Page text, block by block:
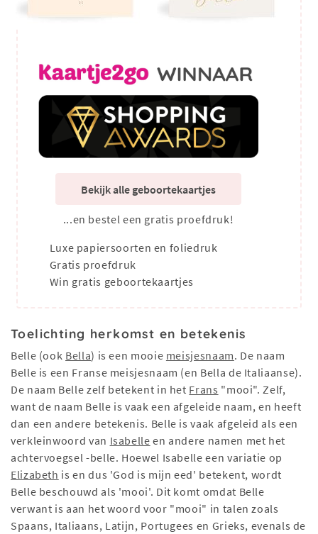
Bekijk alle geboortekaartjes
...en bestel een gratis proefdruk!
Luxe papiersoorten en foliedruk
Gratis proefdruk
Win gratis geboortekaartjes
Toelichting herkomst en betekenis
Belle (ook Bella) is een mooie meisjesnaam. De naam
Belle is een Franse meisjesnaam (en Bella de Italiaanse).
De naam Belle zelf betekent in het Frans "mooi". Zelf,
want de naam Belle is vaak een afgeleide naam, en heeft
dan een andere betekenis. Belle is vaak afgeleid als een
verkleinwoord van Isabelle en andere namen met het
achtervoegsel -belle. Hoewel Isabelle een variatie op
Elizabeth is en dus 'God is mijn eed' betekent, wordt
Belle beschouwd als 'mooi'. Dit komt omdat Belle
verwant is aan het woord voor "mooi" in talen zoals
Spaans, Italiaans, Latijn, Portugees en Grieks, evenals de